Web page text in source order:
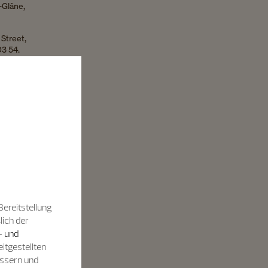
54.
Villars-
der
finden.
wird
tritt
der
und
und